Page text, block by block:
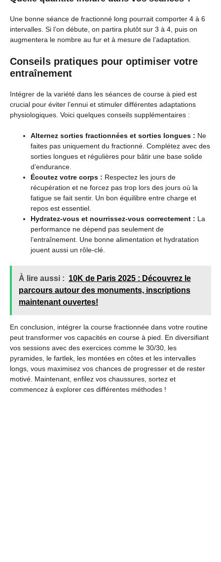
Une bonne séance de fractionné long pourrait comporter 4 à 6
intervalles. Si l’on débute, on partira plutôt sur 3 à 4, puis on
augmentera le nombre au fur et à mesure de l’adaptation.
Conseils pratiques pour optimiser votre
entraînement
Intégrer de la variété dans les séances de course à pied est
crucial pour éviter l’ennui et stimuler différentes adaptations
physiologiques. Voici quelques conseils supplémentaires :
Alternez sorties fractionnées et sorties longues : Ne
faites pas uniquement du fractionné. Complétez avec des
sorties longues et régulières pour bâtir une base solide
d’endurance.
Écoutez votre corps : Respectez les jours de
récupération et ne forcez pas trop lors des jours où la
fatigue se fait sentir. Un bon équilibre entre charge et
repos est essentiel.
Hydratez-vous et nourrissez-vous correctement : La
performance ne dépend pas seulement de
l’entraînement. Une bonne alimentation et hydratation
jouent aussi un rôle-clé.
À lire aussi : 10K de Paris 2025 : Découvrez le
parcours autour des monuments, inscriptions
maintenant ouvertes!
En conclusion, intégrer la course fractionnée dans votre routine
peut transformer vos capacités en course à pied. En diversifiant
vos sessions avec des exercices comme le 30/30, les
pyramides, le fartlek, les montées en côtes et les intervalles
longs, vous maximisez vos chances de progresser et de rester
motivé. Maintenant, enfilez vos chaussures, sortez et
commencez à explorer ces différentes méthodes !